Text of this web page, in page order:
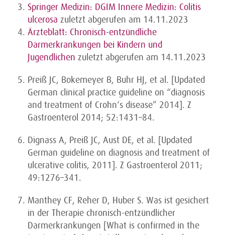
Springer Medizin: DGIM Innere Medizin: Colitis
ulcerosa zuletzt abgerufen am 14.11.2023
Ärzteblatt: Chronisch-entzündliche
Darmerkrankungen bei Kindern und
Jugendlichen zuletzt abgerufen am 14.11.2023
Preiß JC, Bokemeyer B, Buhr HJ, et al. [Updated
German clinical practice guideline on “diagnosis
and treatment of Crohn‘s disease” 2014]. Z
Gastroenterol 2014; 52:1431–84.
Dignass A, Preiß JC, Aust DE, et al. [Updated
German guideline on diagnosis and treatment of
ulcerative colitis, 2011]. Z Gastroenterol 2011;
49:1276–341.
Manthey CF, Reher D, Huber S. Was ist gesichert
in der Therapie chronisch-entzündlicher
Darmerkrankungen [What is confirmed in the